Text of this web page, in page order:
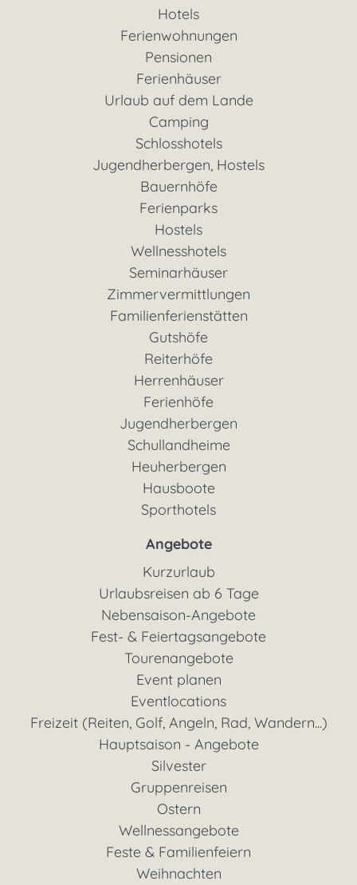
Hotels
Ferienwohnungen
Pensionen
Ferienhäuser
Urlaub auf dem Lande
Camping
Schlosshotels
Jugendherbergen, Hostels
Bauernhöfe
Ferienparks
Hostels
Wellnesshotels
Seminarhäuser
Zimmervermittlungen
Familienferienstätten
Gutshöfe
Reiterhöfe
Herrenhäuser
Ferienhöfe
Jugendherbergen
Schullandheime
Heuherbergen
Hausboote
Sporthotels
Angebote
Kurzurlaub
Urlaubsreisen ab 6 Tage
Nebensaison-Angebote
Fest- & Feiertagsangebote
Tourenangebote
Event planen
Eventlocations
Freizeit (Reiten, Golf, Angeln, Rad, Wandern...)
Hauptsaison - Angebote
Silvester
Gruppenreisen
Ostern
Wellnessangebote
Feste & Familienfeiern
Weihnachten